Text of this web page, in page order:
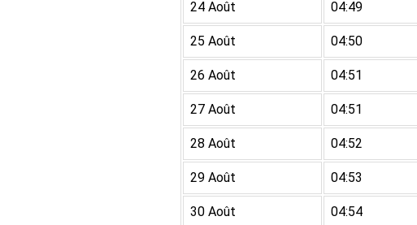
24 Août 04:49
25 Août 04:50
26 Août 04:51
27 Août 04:51
28 Août 04:52
29 Août 04:53
30 Août 04:54